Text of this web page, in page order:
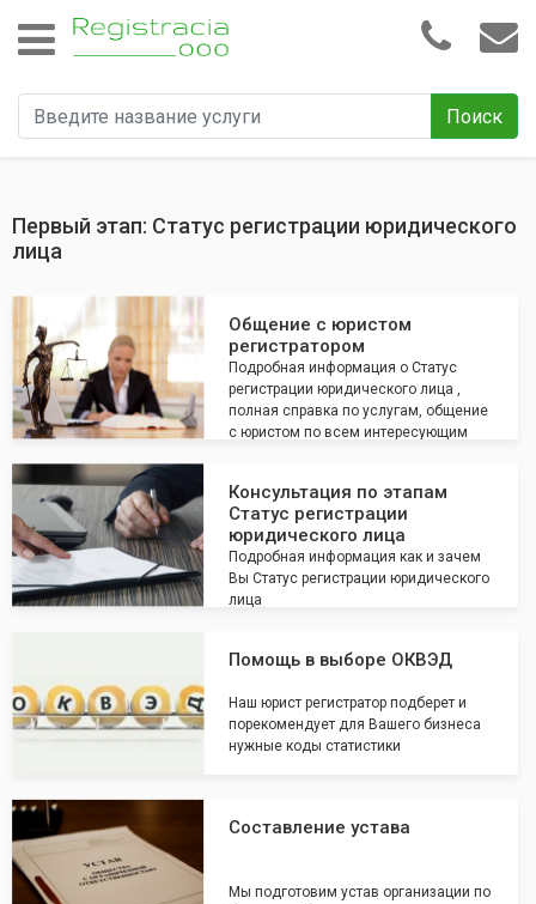
Поиск
Первый этап: Статус регистрации юридического
лица
Общение с юристом
регистратором
Подробная информация о Статус
регистрации юридического лица ,
полная справка по услугам, общение
с юристом по всем интересующим
Консультация по этапам
Статус регистрации
юридического лица
Подробная информация как и зачем
Вы Статус регистрации юридического
лица
Помощь в выборе ОКВЭД
Наш юрист регистратор подберет и
порекомендует для Вашего бизнеса
нужные коды статистики
Составление устава
Мы подготовим устав организации по